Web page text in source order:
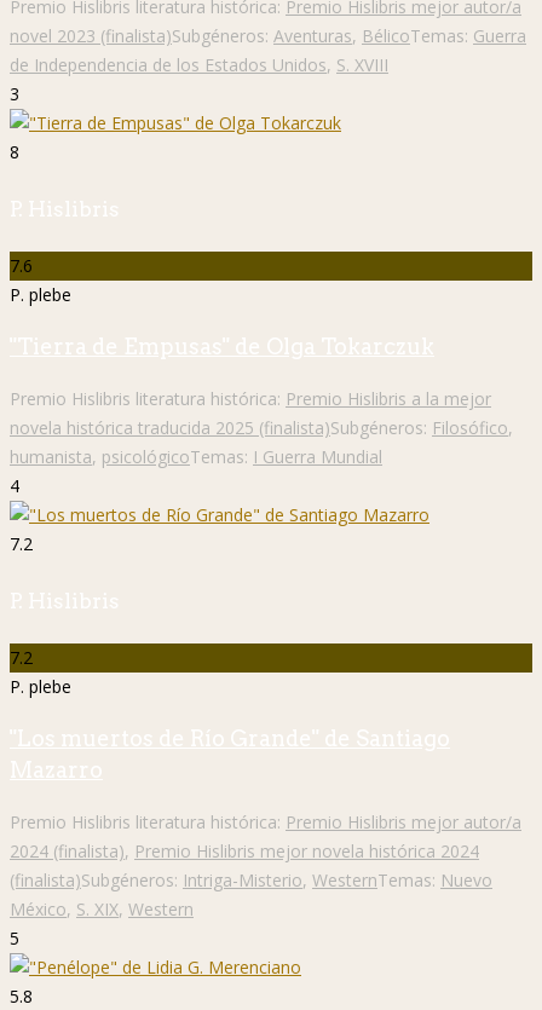
Premio Hislibris literatura histórica: Premio Hislibris mejor autor/a
novel 2023 (finalista)Subgéneros: Aventuras, BélicoTemas: Guerra
de Independencia de los Estados Unidos, S. XVIII
3
8
P. Hislibris
7.6
P. plebe
"Tierra de Empusas" de Olga Tokarczuk
Premio Hislibris literatura histórica: Premio Hislibris a la mejor
novela histórica traducida 2025 (finalista)Subgéneros: Filosófico,
humanista, psicológicoTemas: I Guerra Mundial
4
7.2
P. Hislibris
7.2
P. plebe
"Los muertos de Río Grande" de Santiago
Mazarro
Premio Hislibris literatura histórica: Premio Hislibris mejor autor/a
2024 (finalista), Premio Hislibris mejor novela histórica 2024
(finalista)Subgéneros: Intriga-Misterio, WesternTemas: Nuevo
México, S. XIX, Western
5
5.8